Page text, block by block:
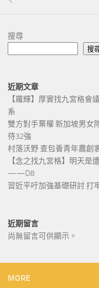
搜尋
搜
近期文章
【羅輝】厚實找九宮格
系
雙方對手棄權 新加坡男女
待32強
村落沃野 查包養青年農創
【念之找九宮格】明天
——D8
習近平吁加強基礎研討 打
近期留言
尚無留言可供顯示。
MORE